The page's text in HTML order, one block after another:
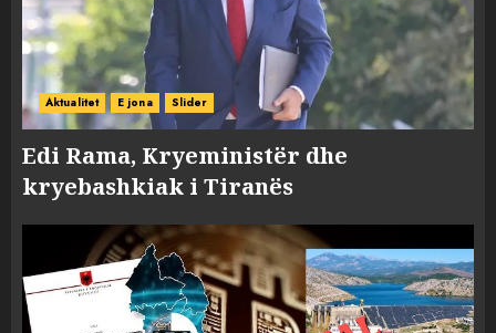
Aktualitet E jona Slider
Edi Rama, Kryeministër dhe
kryebashkiak i Tiranës